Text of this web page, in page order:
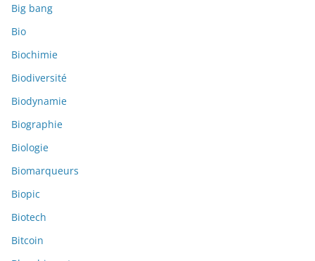
Big bang
Bio
Biochimie
Biodiversité
Biodynamie
Biographie
Biologie
Biomarqueurs
Biopic
Biotech
Bitcoin